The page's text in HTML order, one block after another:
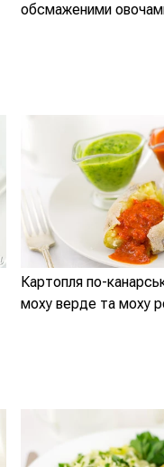
обсмаженими
Картопля по-
моху верде та моху